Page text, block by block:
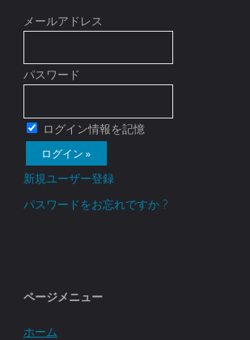
メールアドレス
パスワード
ログイン情報を記憶
新規ユーザー登録
パスワードをお忘れですか ?
ページメニュー
ホーム